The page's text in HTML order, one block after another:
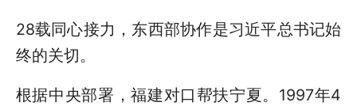
28载同心接力，东西部协作是习近平总书记始
终的关切。
根据中央部署，福建对口帮扶宁夏。1997年4